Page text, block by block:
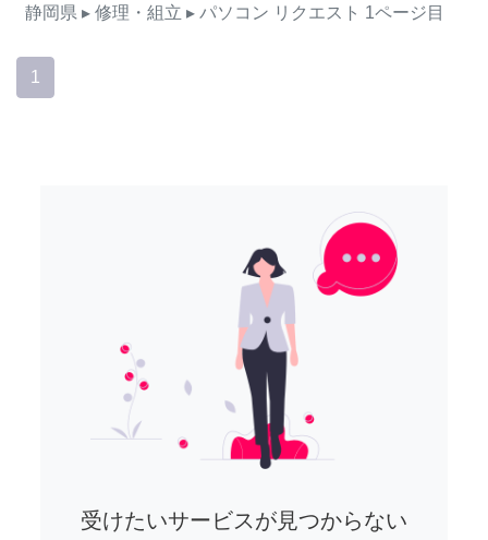
静岡県 ▸ 修理・組立 ▸ パソコン リクエスト 1ページ目
1
受けたいサービスが見つからない